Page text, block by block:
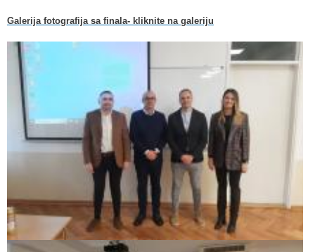
Galerija fotografija sa finala- kliknite na galeriju